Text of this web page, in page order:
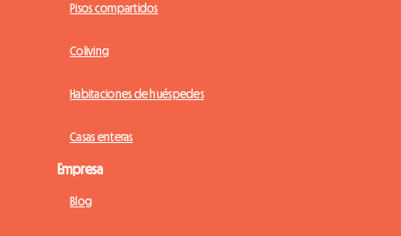
Pisos compartidos
Coliving
Habitaciones de huéspedes
Casas enteras
Empresa
Blog